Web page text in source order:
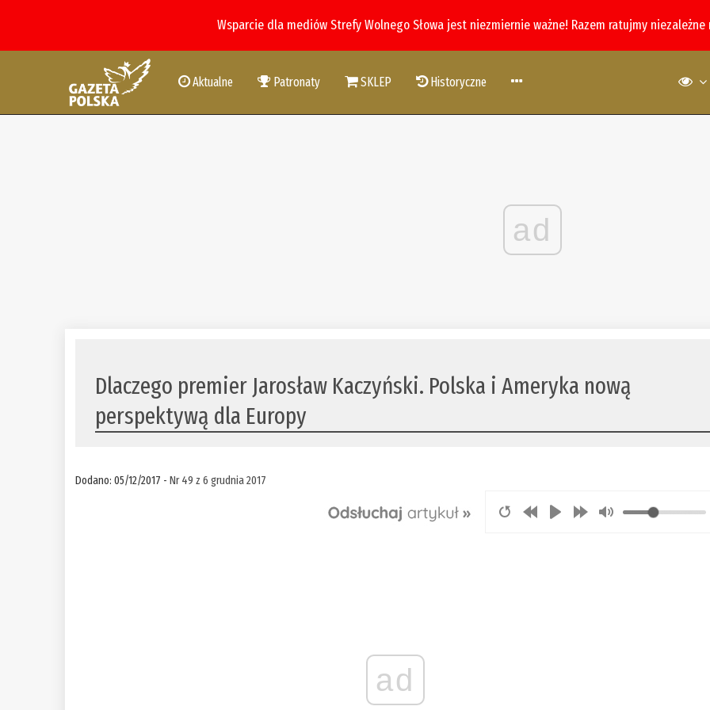
Wsparcie dla mediów Strefy Wolnego Słowa jest niezmiernie ważne! Razem ratujmy
Aktualne Patronaty SKLEP Historyczne
ad
Dlaczego premier Jarosław Kaczyński. Polska i Ameryka nową
perspektywą dla Europy
Dodano: 05/12/2017 -Nr 49 z 6 grudnia 2017
ad